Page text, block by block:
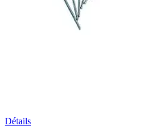
Détails